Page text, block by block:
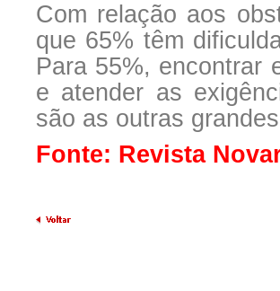
Com relação aos
que 65% têm
Para 55%, encontrar
e atender as
são as outras
Fonte: Revista